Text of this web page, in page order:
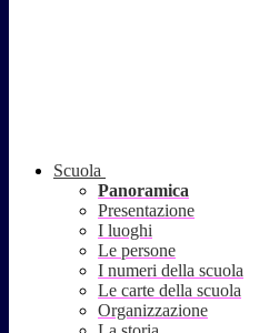
Scuola
Panoramica
Presentazione
I luoghi
Le persone
I numeri della scuola
Le carte della scuola
Organizzazione